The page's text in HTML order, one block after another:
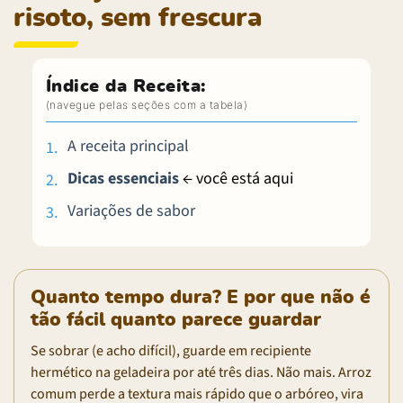
risoto, sem frescura
Índice da Receita:
A receita principal
Dicas essenciais← você está aqui
Variações de sabor
Quanto tempo dura? E por que não é
tão fácil quanto parece guardar
Se sobrar (e acho difícil), guarde em recipiente
hermético na geladeira por até três dias. Não mais. Arroz
comum perde a textura mais rápido que o arbóreo, vira